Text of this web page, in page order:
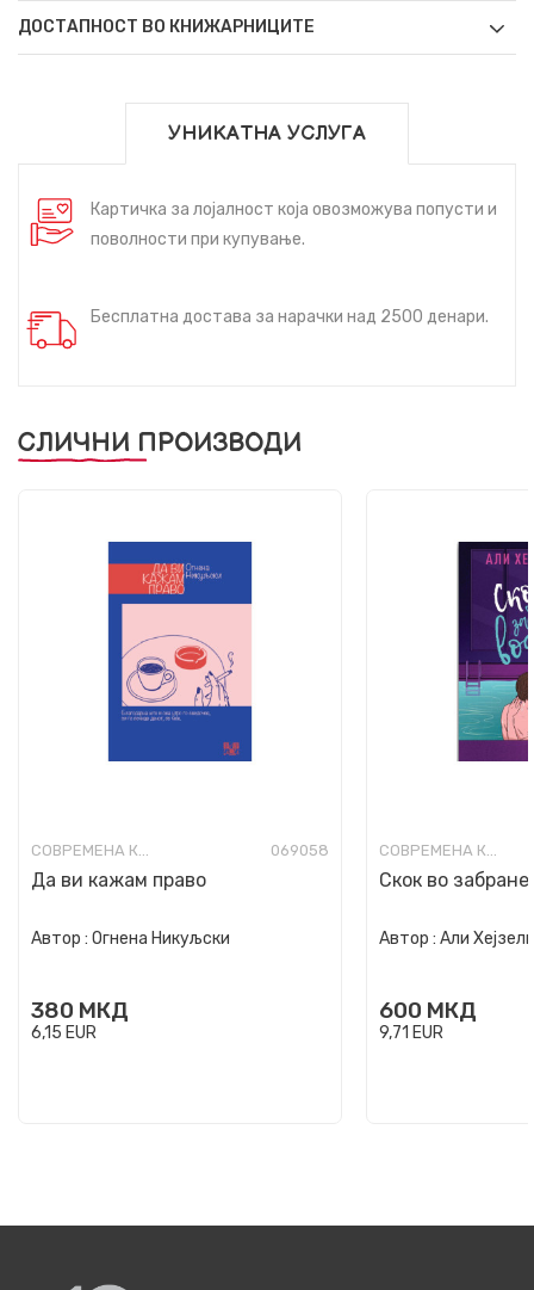
ДОСТАПНОСТ ВО КНИЖАРНИЦИТЕ
УНИКАТНА УСЛУГА
Картичка за лојалност која овозможува попусти и
поволности при купување.
Бесплатна достава за нарачки над 2500 денари.
СЛИЧНИ ПРОИЗВОДИ
СОВРЕМЕНА КНИЖЕВНОСТ 069058
Да ви кажам право
Автор : Огнена Никуљски
380 МКД
6,15 EUR
СОВРЕМЕНА КНИЖЕВНОСТ
Скок во
Автор : Али
600 МКД
9,71 EUR